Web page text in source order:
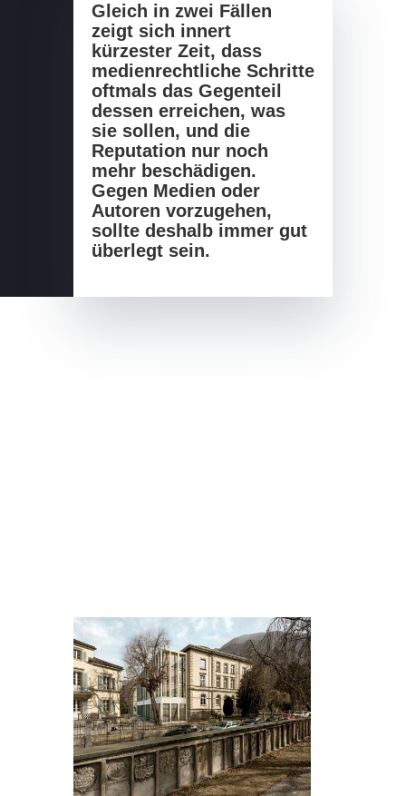
Gleich in zwei Fällen
zeigt sich innert
kürzester Zeit, dass
medienrechtliche Schritte
oftmals das Gegenteil
dessen erreichen, was
sie sollen, und die
Reputation nur noch
mehr beschädigen.
Gegen Medien oder
Autoren vorzugehen,
sollte deshalb immer gut
überlegt sein.